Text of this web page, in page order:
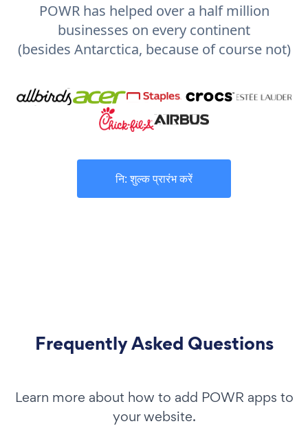
POWR has helped over a half million
businesses on every continent
(besides Antarctica, because of course not)
नि: शुल्क प्रारंभ करें
Frequently Asked Questions
Learn more about how to add POWR apps to
your website.